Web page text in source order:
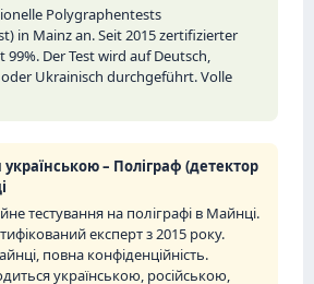
Polygraphentests
in Mainz an. Seit 2015 zertifizierter
99%. Der Test wird auf Deutsch,
oder Ukrainisch durchgeführt. Volle
– Поліграф (детектор
тестування на поліграфі в Майнці.
експерт з 2015 року.
повна конфіденційність.
українською, російською,